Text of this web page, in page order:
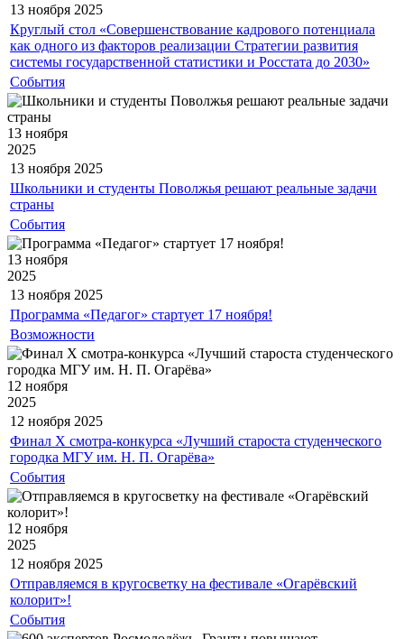
13 ноября 2025
Круглый стол «Совершенствование кадрового потенциала
как одного из факторов реализации Стратегии развития
системы государственной статистики и Росстата до 2030»
События
13 ноября
2025
13 ноября 2025
Школьники и студенты Поволжья решают реальные задачи
страны
События
13 ноября
2025
13 ноября 2025
Программа «Педагог» стартует 17 ноября!
Возможности
12 ноября
2025
12 ноября 2025
Финал X смотра-конкурса «Лучший староста студенческого
городка МГУ им. Н. П. Огарёва»
События
12 ноября
2025
12 ноября 2025
Отправляемся в кругосветку на фестивале «Огарёвский
колорит»!
События